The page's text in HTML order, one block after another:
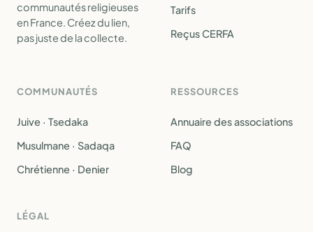
communautés religieuses
en France. Créez du lien,
pas juste de la collecte.
Tarifs
Reçus CERFA
COMMUNAUTÉS
Juive · Tsedaka
Musulmane · Sadaqa
Chrétienne · Denier
RESSOURCES
Annuaire des associations
FAQ
Blog
LÉGAL